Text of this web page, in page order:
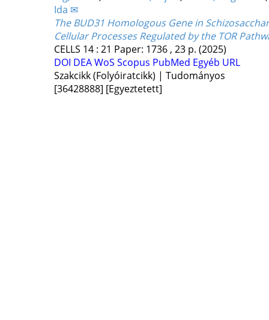
Ida ✉
The BUD31 Homologous Gene in
Cellular Processes Regulated by the TOR
CELLS 14: 21 Paper: 1736 , 23 p. (2025)
DOI DEAWoS Scopus PubMed Egyéb URL
Szakcikk (Folyóiratcikk) | Tudományos
[36428888] [Egyeztetett]